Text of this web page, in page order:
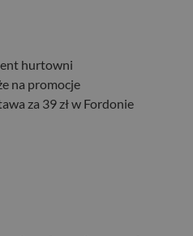
hurtowni
na promocje
za 39 zł w Fordonie